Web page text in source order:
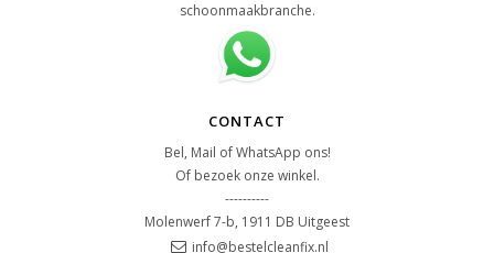
schoonmaakbranche.
CONTACT
Bel, Mail of WhatsApp ons!
Of bezoek onze winkel.
----------
Molenwerf 7-b, 1911 DB Uitgeest
info@bestelcleanfix.nl